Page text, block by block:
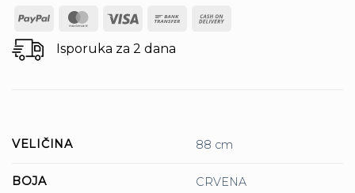
PayPal MasterCard
Visa
Bank
Isporuka za 2 dana
VELIČINA 88 cm
BOJA CRVENA